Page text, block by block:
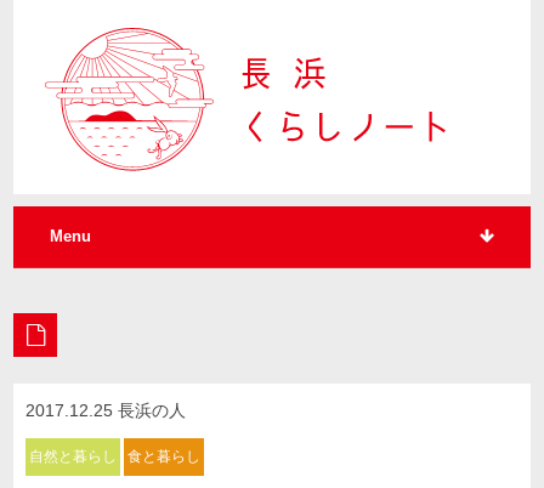
Menu
2017.12.25 長浜の人
自然と暮らし 食と暮らし